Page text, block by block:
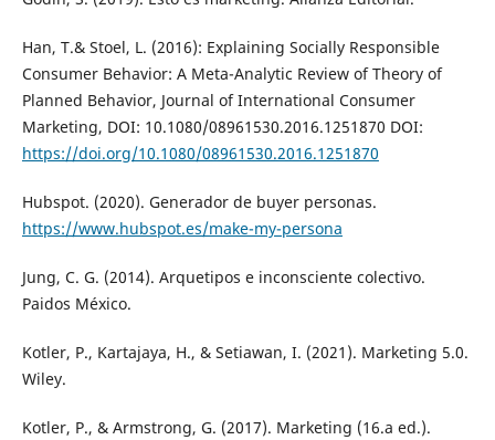
Han, T.& Stoel, L. (2016): Explaining Socially Responsible
Consumer Behavior: A Meta-Analytic Review of Theory of
Planned Behavior, Journal of International Consumer
Marketing, DOI: 10.1080/08961530.2016.1251870 DOI:
https://doi.org/10.1080/08961530.2016.1251870
Hubspot. (2020). Generador de buyer personas.
https://www.hubspot.es/make-my-persona
Jung, C. G. (2014). Arquetipos e inconsciente colectivo.
Paidos México.
Kotler, P., Kartajaya, H., & Setiawan, I. (2021). Marketing 5.0.
Wiley.
Kotler, P., & Armstrong, G. (2017). Marketing (16.a ed.).